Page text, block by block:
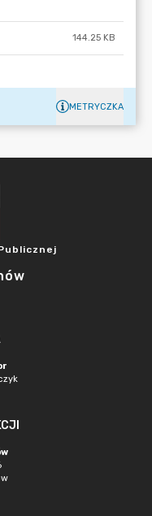
144.25 KB
METRYCZKA